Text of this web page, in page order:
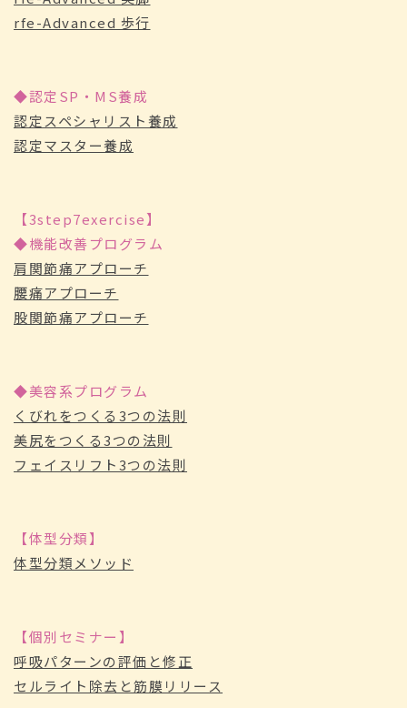
rfe-Advanced 歩行
◆認定SP・MS養成
認定スペシャリスト養成
認定マスター養成
【3step7exercise】
◆機能改善プログラム
肩関節痛アプローチ
腰痛アプローチ
股関節痛アプローチ
◆美容系プログラム
くびれをつくる3つの法則
美尻をつくる3つの法則
フェイスリフト3つの法則
【体型分類】
体型分類メソッド
【個別セミナー】
呼吸パターンの評価と修正
セルライト除去と筋膜リリース